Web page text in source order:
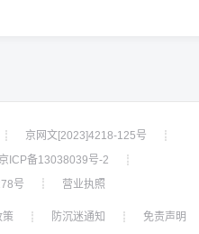
┊ 京网文[2023]4218-125号
┊
京ICP备13038039号-2
┊
号
┊ 营业执照
策 ┊ 防沉迷通知 ┊
免责声明